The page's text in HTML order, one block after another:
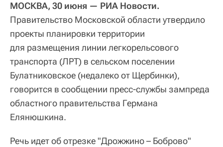
МОСКВА, 30 июня — РИА Новости.
Правительство Московской области утвердило
проекты планировки территории
для размещения линии легкорельсового
транспорта (ЛРТ) в сельском поселении
Булатниковское (недалеко от Щербинки),
говорится в сообщении пресс-службы зампреда
областного правительства Германа
Елянюшкина.
Речь идет об отрезке "Дрожжино – Боброво"